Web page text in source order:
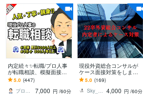
内定続々✨転職/プロ人事
が転職相談、模擬面接し
ます ★安心&実績プラチ
ナ★質問や相談は無制限
｜面接練習もOK！
5.0 (447)
プロ人事３段 さとう
7,000 円 /60分
現役外資総合コンサルが
ケース面接対策をします
現役外資総合コンサルに
よる実戦に近いケース面
接（転職者OK）
5.0 (169)
Sky_外資総合コンサル_キャリア相談 4,000 円 /60分